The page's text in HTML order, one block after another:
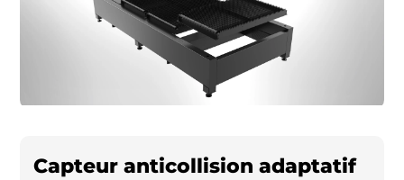
Capteur anticollision adaptatif